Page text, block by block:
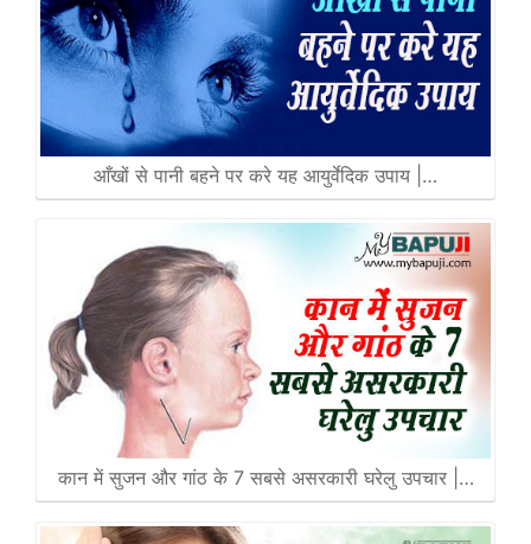
आँखों से पानी बहने पर करे यह आयुर्वेदिक उपाय |…
कान में सुजन और गांठ के 7 सबसे असरकारी घरेलु उपचार |…